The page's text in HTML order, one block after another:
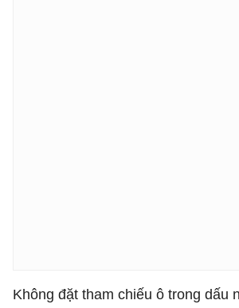
Không đặt tham chiếu ô trong dấu